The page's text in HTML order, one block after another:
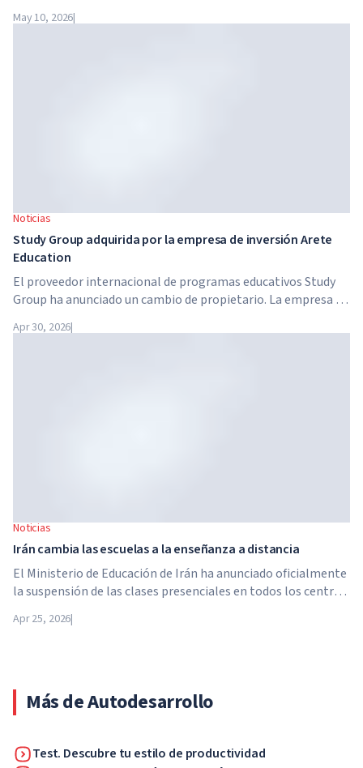
Amazon y NVIDIA, junto con el gobierno, lanzan un
May 10, 2026|
Noticias
Study Group adquirida por la empresa de inversión Arete
Education
El proveedor internacional de programas educativos Study
Group ha anunciado un cambio de propietario. La empresa ha
inversión en el sector de la educación superior creada por
Apr 30, 2026|
Noticias
Irán cambia las escuelas a la enseñanza a distancia
El Ministerio de Educación de Irán ha anunciado oficialmente
la suspensión de las clases presenciales en todos los centros
colegios y universidades pasan a la enseñanza a distancia por
Apr 25, 2026|
Más de Autodesarrollo
Test. Descubre tu estilo de productividad